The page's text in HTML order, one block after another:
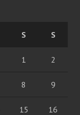
S S
1 2
8 9
15 16